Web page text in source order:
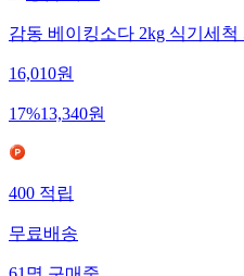
감동 베이킹소다 2kg 식기세
16,010원
17%13,340원
400적립
무료배송